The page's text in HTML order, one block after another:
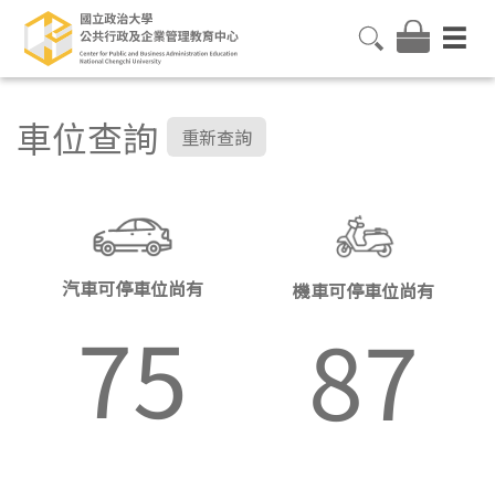
車位查詢 重新查詢
汽車可停車位尚有
75
機車可停車位尚有
87